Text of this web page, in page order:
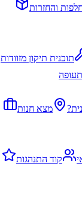
והחזרות
תוכנית תיקון מזוודות
מצא חנות
קוד התנהגות